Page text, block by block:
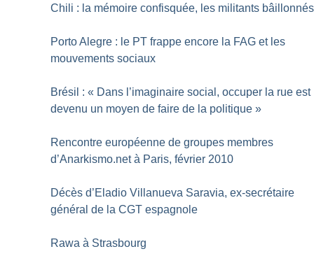
Chili : la mémoire confisquée, les militants bâillonnés
Porto Alegre : le PT frappe encore la FAG et les
mouvements sociaux
Brésil : « Dans l’imaginaire social, occuper la rue est
devenu un moyen de faire de la politique »
Rencontre européenne de groupes membres
d’Anarkismo.net à Paris, février 2010
Décès d’Eladio Villanueva Saravia, ex-secrétaire
général de la CGT espagnole
Rawa à Strasbourg